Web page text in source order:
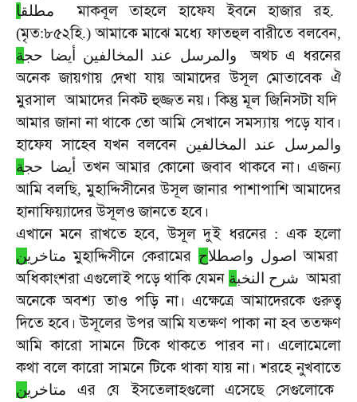
مطلقا মাকবূল তাহলে হাফেয ইবনে হাজার রহ.
(মৃত:৮৫২হি.)আমাকে মাঝে মধ্যে ফাতহুল বারীতে বলবেন,
والمرسل عند المخالفين أيضا حجة অথচ এ ধরনের
অনেক জায়গায় দেখা যায় আমাদের উসূল মোতাবেক ঐ
মুরসাল আমাদের নিকট হুজ্জত নয়। কিন্তু মূল জিনিসটা যদি
আমার জানা না থাকে তো আমি সেখানে সমস্যায় পড়ে যাব।
হাফেয সাহেব যখন বলবেন والمرسل عند المخالفين
أيضا حجة তখন আমার কোনো জবাব থাকবে না। এজন্য
আমি বলছি,মুহাদ্দিসীনের উসূল জানার পাশাপাশি আমাদের
হানাফিয়্যাদের উসূলও জানতে হবে।
এখানে মনে রাখতে হবে,উসূল দুই ধরনের: এক হলো
متاخرين মুহাদ্দিসীনে কেরামের اصول واصطلاح
আমরা
অধিকাংশরা এগুলোই পড়ে থাকি যেমন شرح النخبة
আমরা
অনেকে অবশ্য তাও পড়ি না। এক্ষেত্রে আমাদেরকে গুরুত্ব
দিতে হবে। উসূলের উপর আমি যতক্ষণ পাকা না হব ততক্ষণ
আমি কারো সামনে টিকে থাকতে পারব না। এলোমেলো
কথা বলে কারো সামনে টিকে থাকা যায় না। শরহে নুখবাতে
متاخرين এর যে ইসতেলাহগুলো এসেছে সেগুলোকে